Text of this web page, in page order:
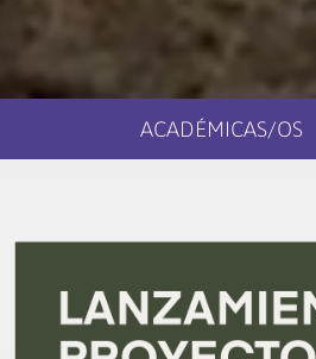
ACADÉMICAS/OS